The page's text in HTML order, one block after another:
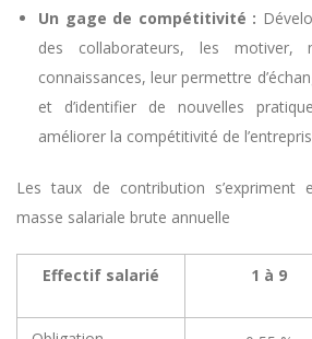
Un gage de compétitivité :
des collaborateurs, les
connaissances, leur permettre
et d’identifier de nouvelles
améliorer la compétitivité de
Les taux de contribution s’expriment
masse salariale brute annuelle
Effectif salarié 1 à 9